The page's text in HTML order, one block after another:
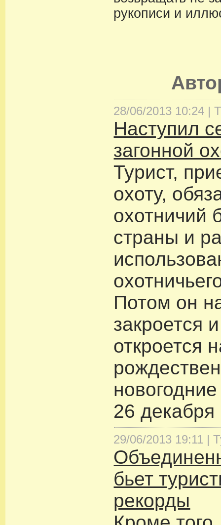
рукописи и
28/06/2013 10:24 |
Наступил
загонной
Турист,
охоту,
охотничий
страны и
Потом он
закроется
откроется
26
29/06/2013 19:11 |
бьет
рекорды